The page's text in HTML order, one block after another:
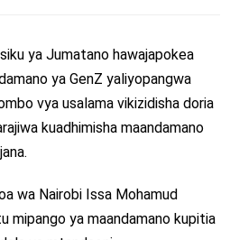
ya Jumatano hawajapokea
ya GenZ yaliyopangwa
vya usalama vikizidisha doria
kuadhimisha maandamano
wa Nairobi Issa Mohamud
mipango ya maandamano kupitia